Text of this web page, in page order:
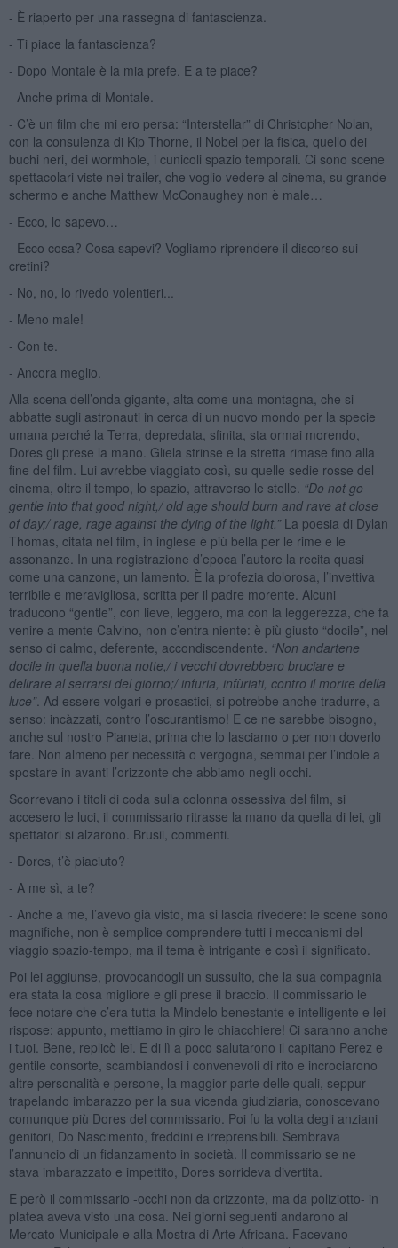
- È riaperto per una rassegna di fantascienza.
- Ti piace la fantascienza?
- Dopo Montale è la mia prefe. E a te piace?
- Anche prima di Montale.
- C’è un film che mi ero persa: “Interstellar” di Christopher Nolan,
con la consulenza di Kip Thorne, il Nobel per la fisica, quello dei
buchi neri, dei wormhole, i cunicoli spazio temporali. Ci sono scene
spettacolari viste nei trailer, che voglio vedere al cinema, su grande
schermo e anche Matthew McConaughey non è male…
- Ecco, lo sapevo…
- Ecco cosa? Cosa sapevi? Vogliamo riprendere il discorso sui
cretini?
- No, no, lo rivedo volentieri...
- Meno male!
- Con te.
- Ancora meglio.
Alla scena dell’onda gigante, alta come una montagna, che si
abbatte sugli astronauti in cerca di un nuovo mondo per la specie
umana perché la Terra, depredata, sfinita, sta ormai morendo,
Dores gli prese la mano. Gliela strinse e la stretta rimase fino alla
fine del film. Lui avrebbe viaggiato così, su quelle sedie rosse del
cinema, oltre il tempo, lo spazio, attraverso le stelle. “Do not go
gentle into that good night,/ old age should burn and rave at close
of day;/ rage, rage against the dying of the light.” La poesia di Dylan
Thomas, citata nel film, in inglese è più bella per le rime e le
assonanze. In una registrazione d’epoca l’autore la recita quasi
come una canzone, un lamento. È la profezia dolorosa, l’invettiva
terribile e meravigliosa, scritta per il padre morente. Alcuni
traducono “gentle”, con lieve, leggero, ma con la leggerezza, che fa
venire a mente Calvino, non c’entra niente: è più giusto “docile”, nel
senso di calmo, deferente, accondiscendente. “Non andartene
docile in quella buona notte,/ i vecchi dovrebbero bruciare e
delirare al serrarsi del giorno;/ infuria, infùriati, contro il morire della
luce”. Ad essere volgari e prosastici, si potrebbe anche tradurre, a
senso: incàzzati, contro l’oscurantismo! E ce ne sarebbe bisogno,
anche sul nostro Pianeta, prima che lo lasciamo o per non doverlo
fare. Non almeno per necessità o vergogna, semmai per l’indole a
spostare in avanti l’orizzonte che abbiamo negli occhi.
Scorrevano i titoli di coda sulla colonna ossessiva del film, si
accesero le luci, il commissario ritrasse la mano da quella di lei, gli
spettatori si alzarono. Brusii, commenti.
- Dores, t’è piaciuto?
- A me sì, a te?
- Anche a me, l’avevo già visto, ma si lascia rivedere: le scene sono
magnifiche, non è semplice comprendere tutti i meccanismi del
viaggio spazio-tempo, ma il tema è intrigante e così il significato.
Poi lei aggiunse, provocandogli un sussulto, che la sua compagnia
era stata la cosa migliore e gli prese il braccio. Il commissario le
fece notare che c’era tutta la Mindelo benestante e intelligente e lei
rispose: appunto, mettiamo in giro le chiacchiere! Ci saranno anche
i tuoi. Bene, replicò lei. E di lì a poco salutarono il capitano Perez e
gentile consorte, scambiandosi i convenevoli di rito e incrociarono
altre personalità e persone, la maggior parte delle quali, seppur
trapelando imbarazzo per la sua vicenda giudiziaria, conoscevano
comunque più Dores del commissario. Poi fu la volta degli anziani
genitori, Do Nascimento, freddini e irreprensibili. Sembrava
l’annuncio di un fidanzamento in società. Il commissario se ne
stava imbarazzato e impettito, Dores sorrideva divertita.
E però il commissario -occhi non da orizzonte, ma da poliziotto- in
platea aveva visto una cosa. Nei giorni seguenti andarono al
Mercato Municipale e alla Mostra di Arte Africana. Facevano